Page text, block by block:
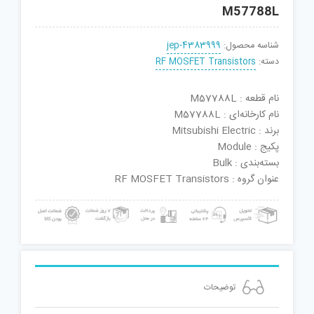
M57788L
شناسه محصول: jep-4383999
دسته: RF MOSFET Transistors
نام قطعه : M57788L
نام کارخانه‌ای : M57788L
برند : Mitsubishi Electric
پکیج : Module
بسته‌بندی : Bulk
عنوان گروه : RF MOSFET Transistors
توضیحات